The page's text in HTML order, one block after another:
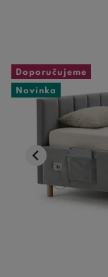
Doporučujeme
Novinka